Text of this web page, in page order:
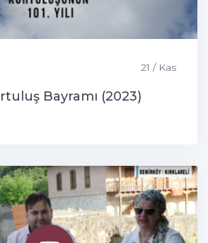
21 / Kas
Bayramı (2023)